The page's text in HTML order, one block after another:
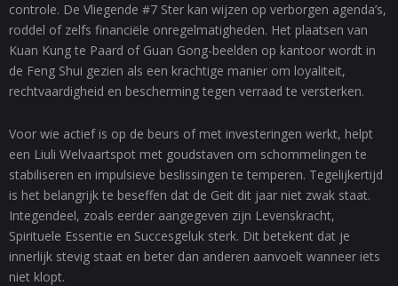
controle. De Vliegende #7 Ster kan wijzen op verborgen agenda’s,
roddel of zelfs financiële onregelmatigheden. Het plaatsen van
Kuan Kung te Paard of Guan Gong-beelden op kantoor wordt in
de Feng Shui gezien als een krachtige manier om loyaliteit,
rechtvaardigheid en bescherming tegen verraad te versterken.
Voor wie actief is op de beurs of met investeringen werkt, helpt
een Liuli Welvaartspot met goudstaven om schommelingen te
stabiliseren en impulsieve beslissingen te temperen. Tegelijkertijd
is het belangrijk te beseffen dat de Geit dit jaar niet zwak staat.
Integendeel, zoals eerder aangegeven zijn Levenskracht,
Spirituele Essentie en Succesgeluk sterk. Dit betekent dat je
innerlijk stevig staat en beter dan anderen aanvoelt wanneer iets
niet klopt.